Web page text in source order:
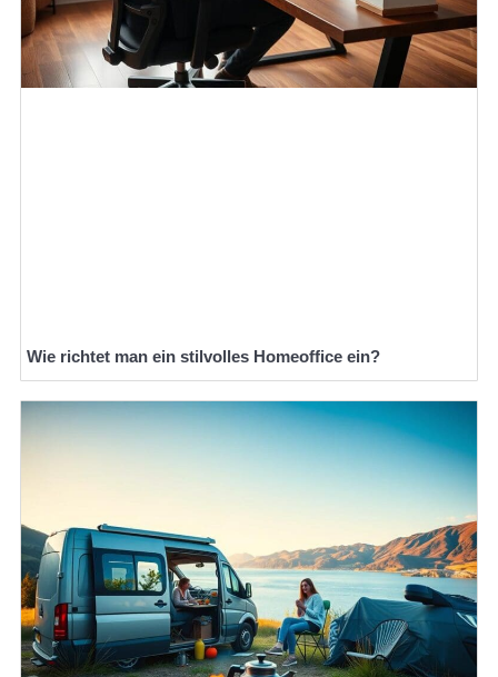
Wie richtet man ein stilvolles Homeoffice ein?